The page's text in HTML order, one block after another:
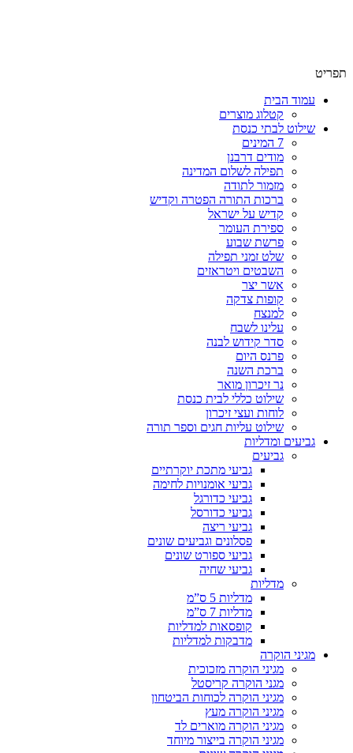
תפריט
עמוד הבית
קטלוג מוצרים
שילוט לבתי כנסת
7 המינים
מודים דרבנן
תפילה לשלום המדינה
מזמור לתודה
ברכות התורה הפטרה וקדיש
קדיש על ישראל
ספירת העומר
פרשת שבוע
שלט זמני תפילה
השבטים ויטראזים
אשר יצר
קופות צדקה
למנצח
עלינו לשבח
סדר קידוש לבנה
פרנס היום
ברכת השנה
נר זיכרון מואר
שילוט כללי לבית כנסת
לוחות ועצי זיכרון
שילוט עליות חגים וספר תורה
גביעים ומדליות
גביעים
גביעי מתכת יוקרתיים
גביעי אומנויות לחימה
גביעי כדורגל
גביעי כדורסל
גביעי ריצה
פסלונים וגביעים שונים
גביעי ספורט שונים
גביעי שחיה
מדליות
מדליות 5 ס”מ
מדליות 7 ס”מ
קופסאות למדליות
מדבקות למדליות
מגיני הוקרה
מגיני הוקרה מזכוכית
מגני הוקרה קריסטל
מגיני הוקרה לכוחות הביטחון
מגיני הוקרה מעץ
מגיני הוקרה מוארים לד
מגיני הוקרה בייצור מיוחד